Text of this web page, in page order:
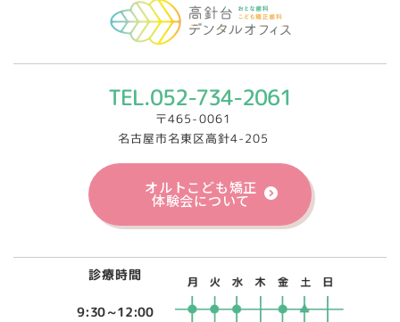
TEL.052-734-2061
〒465-0061
名古屋市名東区高針4-205
オルトこども矯正
体験会について
診療時間
9:30～12:00